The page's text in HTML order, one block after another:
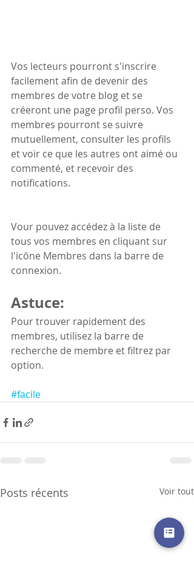
Vos lecteurs pourront s'inscrire
facilement afin de devenir des
membres de votre blog et se
créeront une page profil perso. Vos
membres pourront se suivre
mutuellement, consulter les profils
et voir ce que les autres ont aimé ou
commenté, et recevoir des
notifications.
Vour pouvez accédez à la liste de
tous vos membres en cliquant sur
l'icône Membres dans la barre de
connexion.
Astuce:
Pour trouver rapidement des
membres, utilisez la barre de
recherche de membre et filtrez par
option.
#facile
Posts récents Voir tout